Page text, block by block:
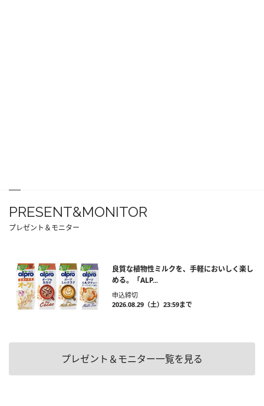
PRESENT&MONITOR
プレゼント＆モニター
良質な植物性ミルクを、手軽においしく楽し
める。「ALP...
申込締切
2026.08.29（土）23:59まで
プレゼント＆モニター一覧を見る